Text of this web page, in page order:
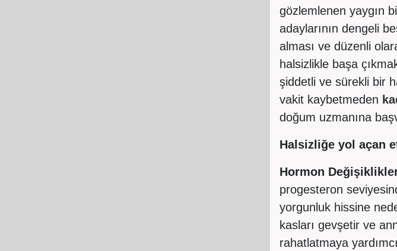
gözlemlenen yaygın
adaylarının dengeli
alması ve düzenli
halsizlikle başa
şiddetli ve sürekli bir
vakit kaybetmeden
doğum uzmanına
Halsizliğe yol açan
Hormon
progesteron
yorgunluk hissine
kasları gevşetir ve
rahatlatmaya